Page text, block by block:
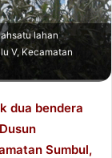
lahan
V, Kecamatan
dua bendera
Sumbul,